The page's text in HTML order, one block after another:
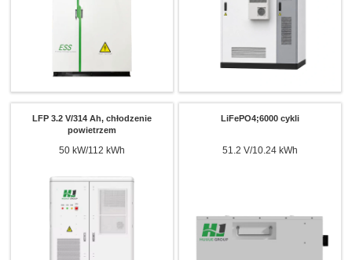
LFP 3.2 V/314 Ah, chłodzenie
powietrzem
50 kW/112 kWh
LiFePO4;6000 cykli
51.2 V/10.24 kWh